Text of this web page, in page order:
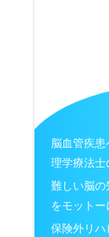
脳血管疾
理学療法士
難しい脳の
をモットー
保険外リハ